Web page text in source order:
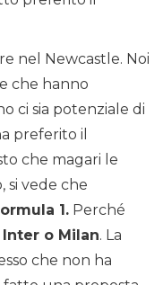
nel Newcastle. Noi
che hanno
ci sia potenziale di
preferito il
che magari le
si vede che
1. Perché
Inter o Milan. La
che non ha